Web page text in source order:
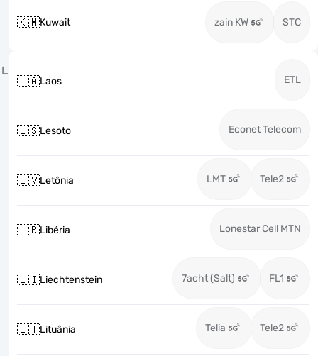
🇰🇼Kuwait zain KW STC
L
🇱🇦Laos ETL
🇱🇸Lesoto Econet Telecom
🇱🇻Letônia LMT Tele2
🇱🇷Libéria Lonestar Cell MTN
🇱🇮Liechtenstein 7acht (Salt) FL1
🇱🇹Lituânia Telia Tele2